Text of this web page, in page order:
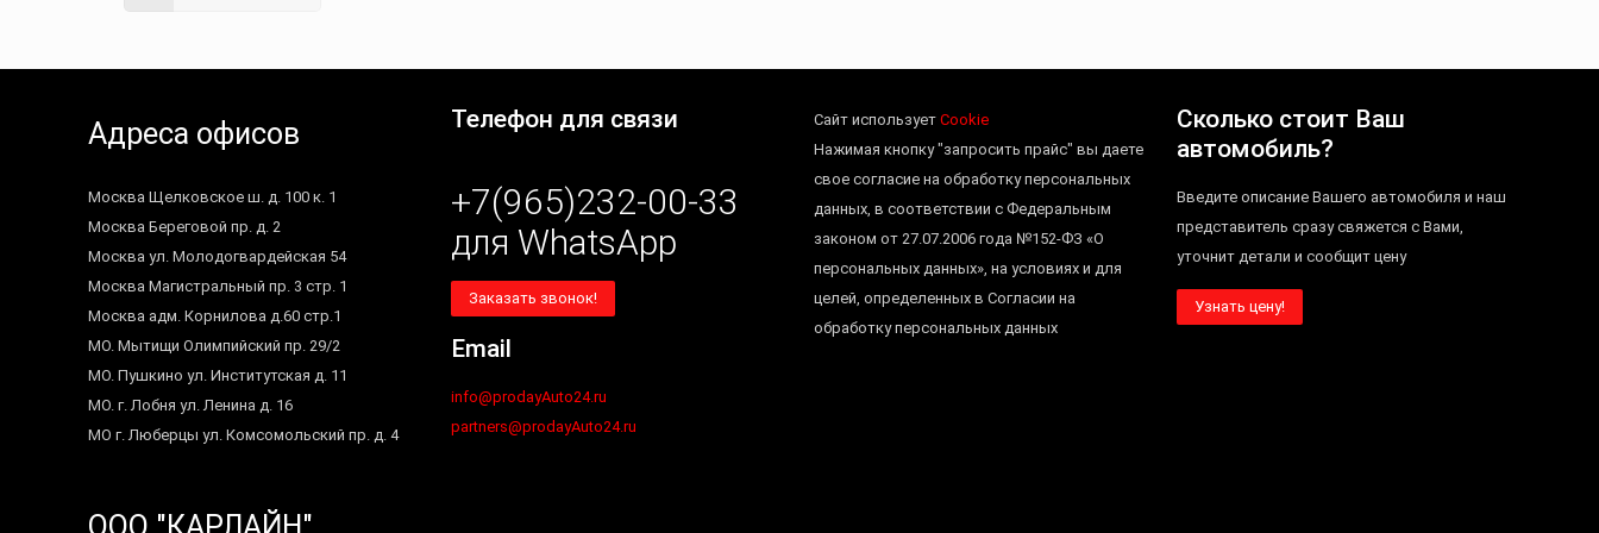
Адреса офисов
Москва Щелковское ш. д. 100 к. 1
Москва Береговой пр. д. 2
Москва ул. Молодогвардейская 54
Москва Магистральный пр. 3 стр. 1
Москва адм. Корнилова д.60 стр.1
МО. Мытищи Олимпийский пр. 29/2
МО. Пушкино ул. Институтская д. 11
МО. г. Лобня ул. Ленина д. 16
МО г. Люберцы ул. Комсомольский пр. д. 4
ООО "КАРЛАЙН"
Телефон для связи
+7(965)232-00-33
для WhatsApp
Заказать звонок!
Email
info@prodayAuto24.ru
partners@prodayAuto24.ru
Сайт используетCookie
Нажимая кнопку "запросить прайс" вы даете
свое согласие на обработку персональных
данных, в соответствии с Федеральным
законом от 27.07.2006 года №152-ФЗ «О
персональных данных», на условиях и для
целей, определенных в Согласии на
обработку персональных данных
Сколько стоит Ваш
автомобиль?
Введите описание Вашего автомобиля и наш
представитель сразу свяжется с Вами,
уточнит детали и сообщит цену
Узнать цену!